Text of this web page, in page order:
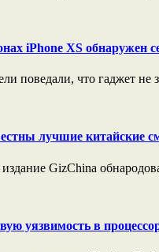
iPhone XS обнаружен
поведали, что гаджет
лучшие китайские
GizChina
уязвимость в